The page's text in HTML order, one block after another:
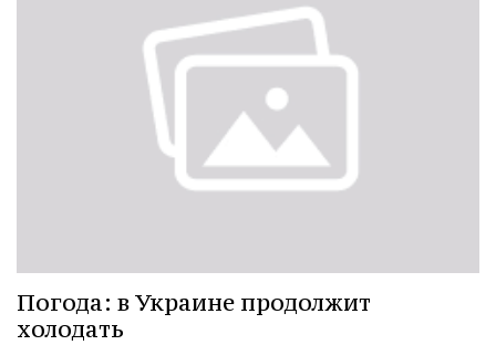
Погода: в Украине продолжит
холодать